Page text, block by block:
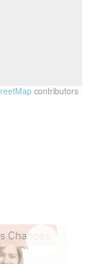
contributors
Chances